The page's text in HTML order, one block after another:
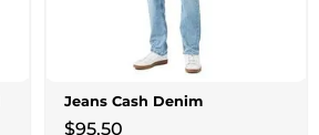
Jeans Cash Denim
$95,50